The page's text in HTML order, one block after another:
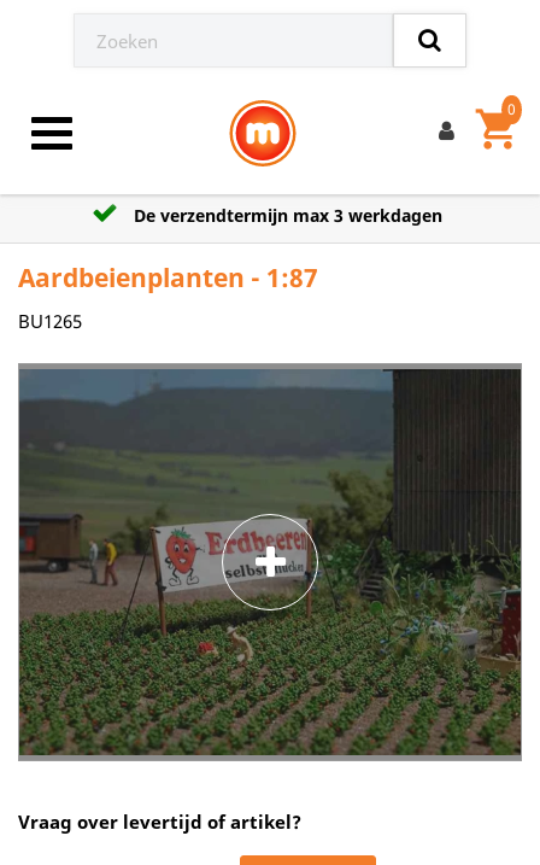
Toggle navigation shopping_cart
0
De verzendtermijn max 3 werkdagen
Aardbeienplanten - 1:87
BU1265
Vraag over levertijd of artikel?